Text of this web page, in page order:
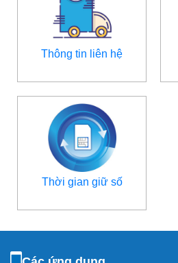
Thông tin liên hệ
Thời gian giữ số